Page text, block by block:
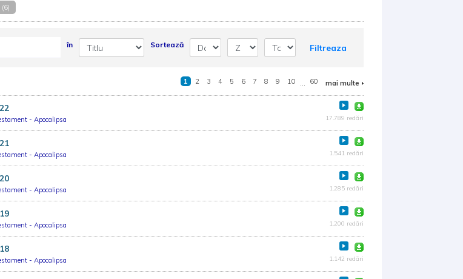
în Sortează Filtreaza
1 2 3 4 5 6 7 8 9 10 ... 60 mai multe
- Apocalipsa 17.789 redări
- Apocalipsa 1.541 redări
- Apocalipsa 1.285 redări
- Apocalipsa 1.200 redări
- Apocalipsa 1.142 redări